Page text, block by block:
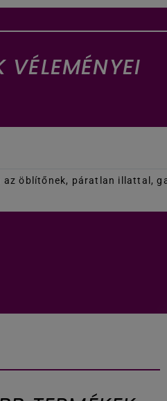
öblítőnek, páratlan illattal,